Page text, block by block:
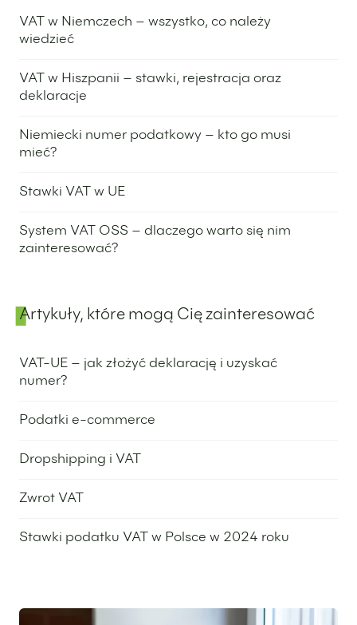
VAT w Niemczech – wszystko, co należy
wiedzieć
VAT w Hiszpanii – stawki, rejestracja oraz
deklaracje
Niemiecki numer podatkowy – kto go musi
mieć?
Stawki VAT w UE
System VAT OSS – dlaczego warto się nim
zainteresować?
Artykuły, które mogą Cię zainteresować
VAT-UE – jak złożyć deklarację i uzyskać
numer?
Podatki e-commerce
Dropshipping i VAT
Zwrot VAT
Stawki podatku VAT w Polsce w 2024 roku